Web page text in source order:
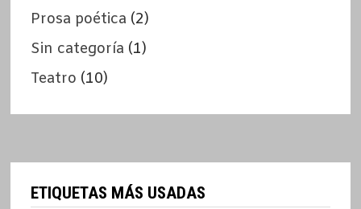
Prosa poética (2)
Sin categoría (1)
Teatro (10)
ETIQUETAS MÁS USADAS